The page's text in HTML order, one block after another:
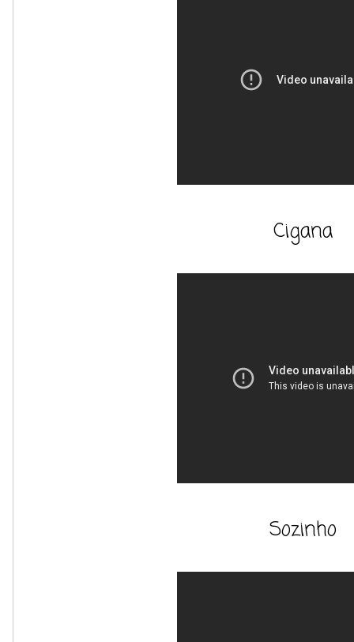
Cigana
Sozinho